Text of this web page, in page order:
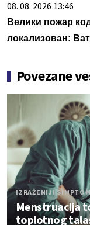
08. 08. 2026 13:46
Велики пожар
локализован:
Povezane
IZRAŽENIJI
Menstruacija
toplotnog